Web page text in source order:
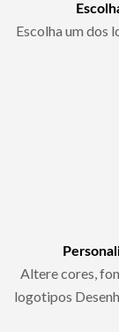
Escolha um dos
Altere cores,
logotipos